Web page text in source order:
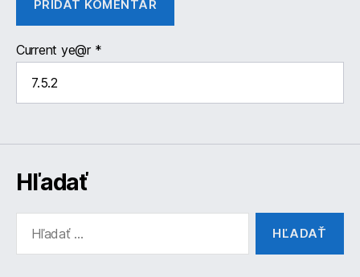
Current ye@r *
Hľadať